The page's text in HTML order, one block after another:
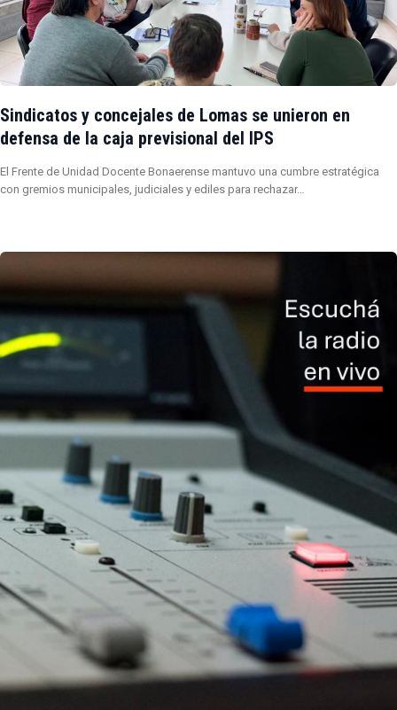
Sindicatos y concejales de Lomas se unieron en
defensa de la caja previsional del IPS
El Frente de Unidad Docente Bonaerense mantuvo una cumbre estratégica
con gremios municipales, judiciales y ediles para rechazar…